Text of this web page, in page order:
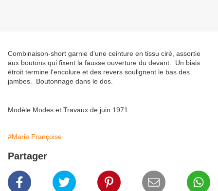
Combinaison-short garnie d'une ceinture en tissu ciré, assortie
aux boutons qui fixent la fausse ouverture du devant. Un biais
étroit termine l'encolure et des revers soulignent le bas des
jambes. Boutonnage dans le dos.
Modèle Modes et Travaux de juin 1971
#Marie Françoise
Partager